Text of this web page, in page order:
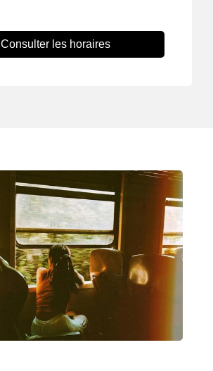
Consulter les horaires